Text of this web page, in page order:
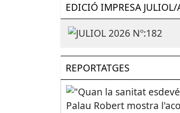
EDICIÓ IMPRESA JULIOL/
REPORTATGES